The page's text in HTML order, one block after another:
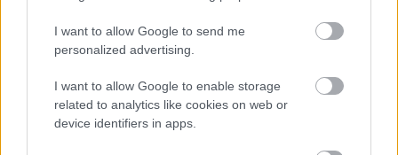
I want to allow Google to send me
personalized advertising.
I want to allow Google to enable storage
related to analytics like cookies on web or
device identifiers in apps.
SZERZŐ
SEOattila•2026. február 09.
Volent András vagyok, a VAR-OSZ Házak Kft.
ügyvezetője.
Ezen a blogon ingatlanvásárlással, otthonok